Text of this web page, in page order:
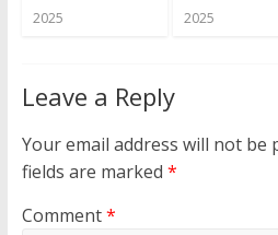
2025
2025
Leave a Reply
Your email address will not be
fields are marked *
Comment*